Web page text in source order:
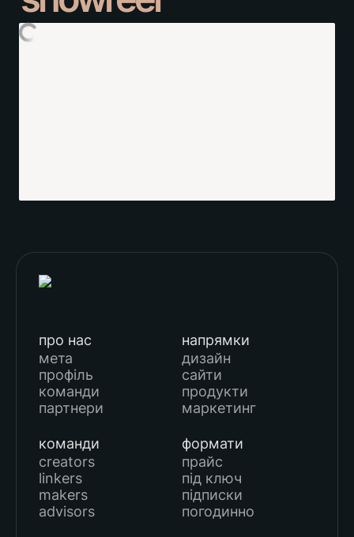
про нас
мета
профіль
команди
партнери
напрямки
дизайн
сайти
продукти
маркетинг
команди
creators
linkers
makers
advisors
формати
прайс
під ключ
підписки
погодинно